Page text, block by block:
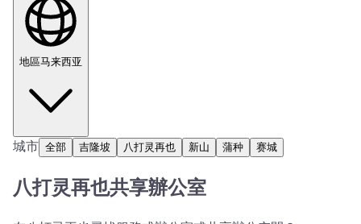
地區马来西亚
城市 全部 吉隆坡 八打灵再也 新山 蒲种 赛城
八打灵再也共享辦公室